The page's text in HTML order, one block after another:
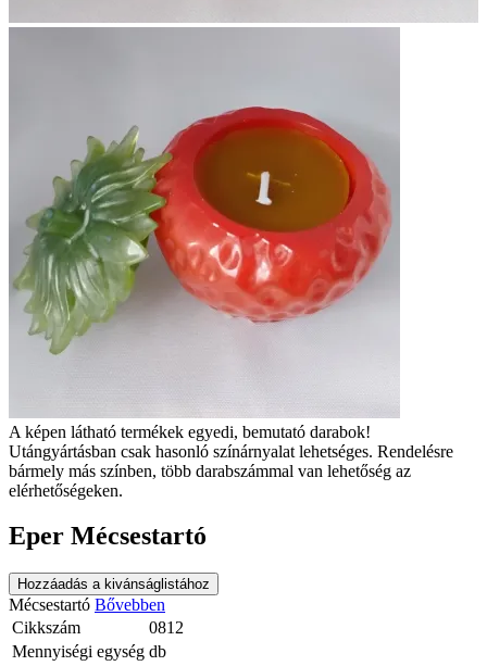
A képen látható termékek egyedi, bemutató darabok!
Utángyártásban csak hasonló színárnyalat lehetséges. Rendelésre
bármely más színben, több darabszámmal van lehetőség az
elérhetőségeken.
Eper Mécsestartó
Hozzáadás a kivánságlistához
Mécsestartó Bővebben
Cikkszám
0812
Mennyiségi egység db